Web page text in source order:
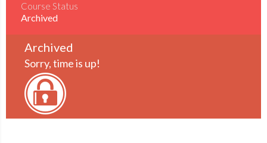
Course Status
Archived
Archived
Sorry, time is up!